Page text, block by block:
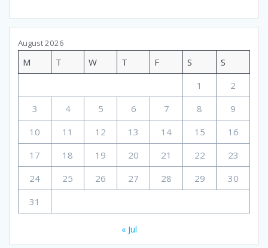
August 2026
M T W T F S
S
1
2
3
4 5 6 7 8
9
10
11 12 13 14 15
16
17
18 19 20 21 22
23
24
25 26 27 28 29
30
31
« Jul